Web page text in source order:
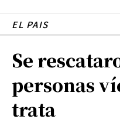
EL PAIS
Se
personas
trata